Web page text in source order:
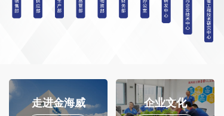
走进金海威
走进金海威 企业文化